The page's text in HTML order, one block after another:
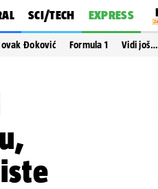
SCI/TECH EXPRESS
Đoković Formula 1 Vidi još…